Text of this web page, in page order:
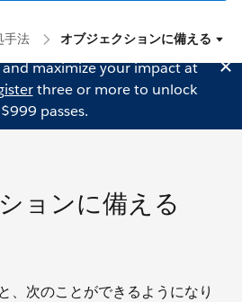
手法 オブジェクションに備える
maximize your impact at
three or more to unlock
$999 passes.
ョンに備える
、次のことができるようになり